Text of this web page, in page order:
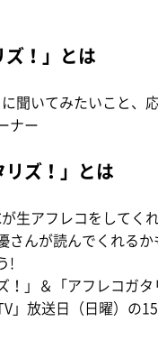
ズ！」とは
聞いてみたいこと、
ナー
リズ！」とは
生アフレコをしてく
さんが読んでくれる
!
！」＆「アフレコガタ
」放送日（日曜）の15